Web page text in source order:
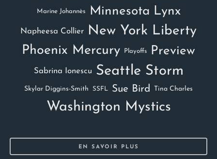
Marine Johannès Minnesota Lynx
Napheesa Collier New York Liberty
Phoenix Mercury Playoffs Preview
Sabrina Ionescu Seattle Storm
Skylar Diggins-Smith SSFL Sue Bird Tina Charles
Washington Mystics
EN SAVOIR PLUS